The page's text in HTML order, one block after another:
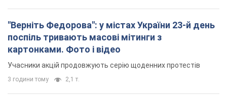
"Верніть Федорова": у містах України 23-й день
поспіль тривають масові мітинги з
картонками. Фото і відео
Учасники акцій продовжують серію щоденних протестів
3 години тому 2,1 т.